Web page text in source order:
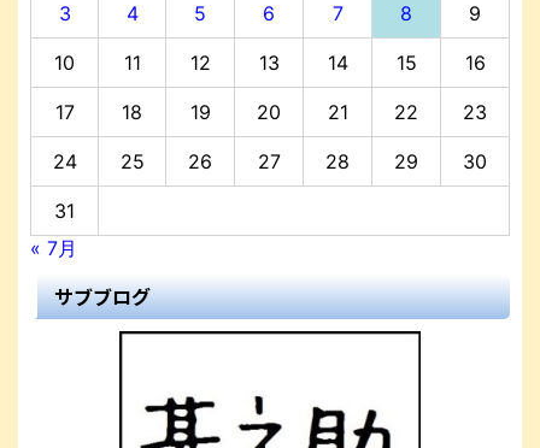
3 4 5 6 7 8 9
10 11 12 13 14 15 16
17 18 19 20 21 22 23
24 25 26 27 28 29 30
31
« 7月
サブブログ